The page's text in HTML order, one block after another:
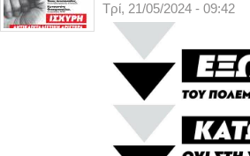
Τρί, 21/05/2024 - 09:42